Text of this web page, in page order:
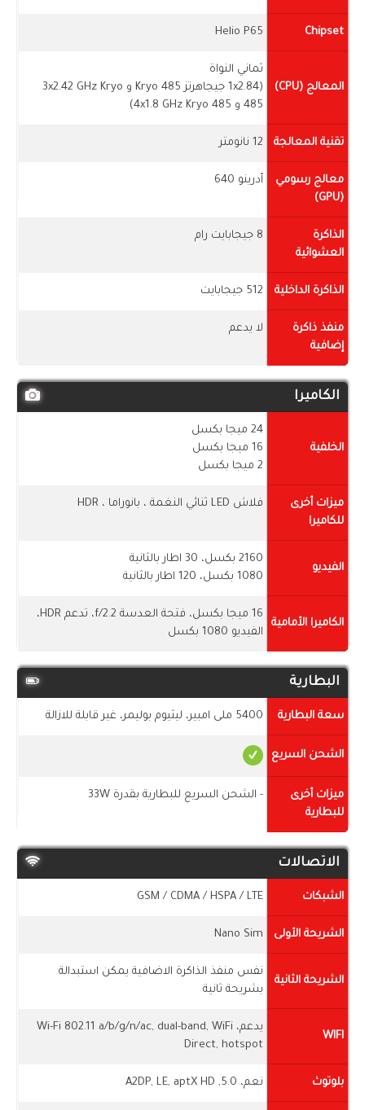
Chipset
Helio P65
المعالج (CPU)
ثماني النواة
(1x2.84 جيجاهرتز Kryo 485 و 3x2.42 GHz Kryo
485 و 4x1.8 GHz Kryo 485)
تقنية المعالجة 12 نانومتر
معالج رسومي
(GPU)
أدرينو 640
الذاكرة
العشوائية
8 جيجابايت رام
الذاكرة الداخلية 512 جيجابايت
منفذ ذاكرة
إضافية
لا يدعم
الكاميرا
الخلفية
24 ميجا بكسل
16 ميجا بكسل
2 ميجا بكسل
ميزات أخرى
للكاميرا
فلاش LED ثنائي النغمة ، بانوراما ، HDR
الفيديو
2160 بكسل، 30 اطار بالثانية
1080 بكسل، 120 اطار بالثانية
الكاميرا الأمامية
16 ميجا بكسل، فتحة العدسة f/2.2، تدعم HDR،
الفيديو 1080 بكسل
البطارية
سعة البطارية 5400 ملى امبير، ليثيوم بوليمر، غير قابلة للازالة
الشحن السريع
ميزات أخرى
للبطارية
- الشحن السريع للبطارية بقدرة 33W
الاتصالات
الشبكات GSM / CDMA / HSPA / LTE
الشريحة الأولى Nano Sim
الشريحة الثانية
نفس منفذ الذاكرة الاضافية يمكن استبدالة
بشريحة ثانية
WIFI
يدعم، Wi-Fi 802.11 a/b/g/n/ac, dual-band, WiFi
Direct, hotspot
بلوتوث نعم، 5.0, A2DP, LE, aptX HD